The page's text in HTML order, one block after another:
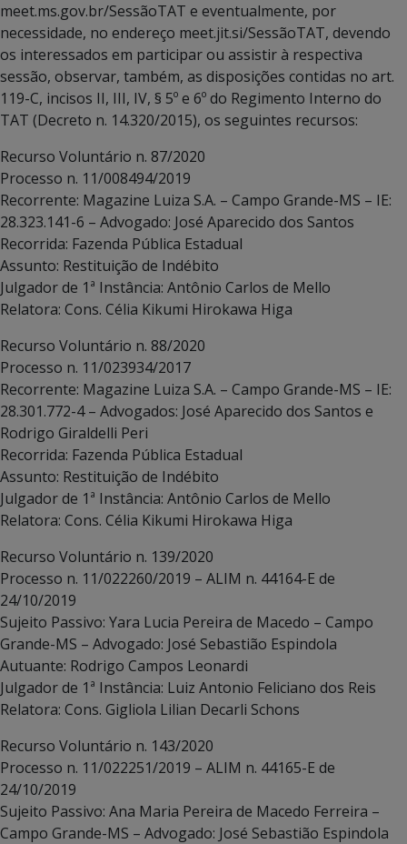
meet.ms.gov.br/SessãoTAT e eventualmente, por
necessidade, no endereço meet.jit.si/SessãoTAT, devendo
os interessados em participar ou assistir à respectiva
sessão, observar, também, as disposições contidas no art.
119-C, incisos II, III, IV, § 5º e 6º do Regimento Interno do
TAT (Decreto n. 14.320/2015), os seguintes recursos:
Recurso Voluntário n. 87/2020
Processo n. 11/008494/2019
Recorrente: Magazine Luiza S.A. – Campo Grande-MS – IE:
28.323.141-6 – Advogado: José Aparecido dos Santos
Recorrida: Fazenda Pública Estadual
Assunto: Restituição de Indébito
Julgador de 1ª Instância: Antônio Carlos de Mello
Relatora: Cons. Célia Kikumi Hirokawa Higa
Recurso Voluntário n. 88/2020
Processo n. 11/023934/2017
Recorrente: Magazine Luiza S.A. – Campo Grande-MS – IE:
28.301.772-4 – Advogados: José Aparecido dos Santos e
Rodrigo Giraldelli Peri
Recorrida: Fazenda Pública Estadual
Assunto: Restituição de Indébito
Julgador de 1ª Instância: Antônio Carlos de Mello
Relatora: Cons. Célia Kikumi Hirokawa Higa
Recurso Voluntário n. 139/2020
Processo n. 11/022260/2019 – ALIM n. 44164-E de
24/10/2019
Sujeito Passivo: Yara Lucia Pereira de Macedo – Campo
Grande-MS – Advogado: José Sebastião Espindola
Autuante: Rodrigo Campos Leonardi
Julgador de 1ª Instância: Luiz Antonio Feliciano dos Reis
Relatora: Cons. Gigliola Lilian Decarli Schons
Recurso Voluntário n. 143/2020
Processo n. 11/022251/2019 – ALIM n. 44165-E de
24/10/2019
Sujeito Passivo: Ana Maria Pereira de Macedo Ferreira –
Campo Grande-MS – Advogado: José Sebastião Espindola